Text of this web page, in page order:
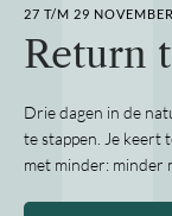
Beluister
27 T/M 29
Return
Drie dagen in de
te stappen. Je keert
met minder: minder